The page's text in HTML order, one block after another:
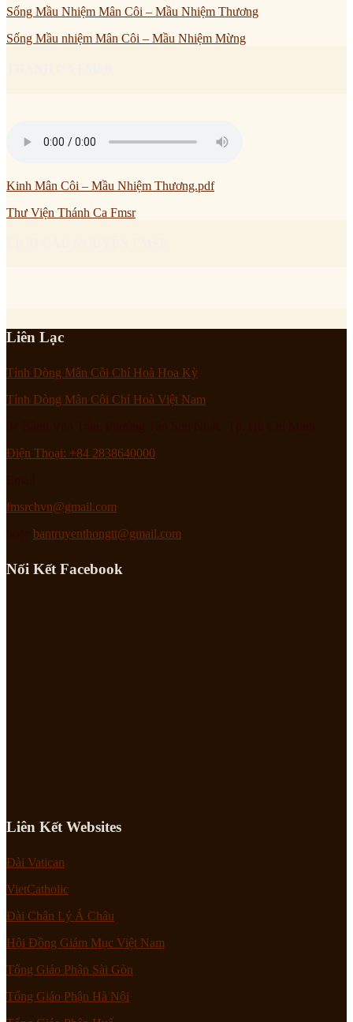
Sống Mầu Nhiệm Mân Côi – Mầu Nhiệm Thương
Sống Mầu nhiệm Mân Côi – Mầu Nhiệm Mừng
Kinh Mân Côi – Mầu Nhiệm Thương.pdf
Thư Viện Thánh Ca Fmsr
Liên Lạc
Tỉnh Dòng Mân Côi Chí Hoà Hoa Kỳ
Tỉnh Dòng Mân Côi Chí Hoà Việt Nam
Điện Thoại: +84 2838640000
fmsrchvn@gmail.com
bantruyenthongtt@gmail.com
Nối Kết Facebook
Liên Kết Websites
Đài Vatican
VietCatholic
Đài Chân Lý Á Châu
Hội Đồng Giám Mục Việt Nam
Tổng Giáo Phận Sài Gòn
Tổng Giáo Phận Hà Nội